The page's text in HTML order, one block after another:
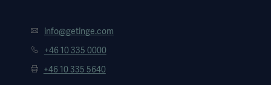
info@getinge.com
+46 10 335 0000
+46 10 335 5640